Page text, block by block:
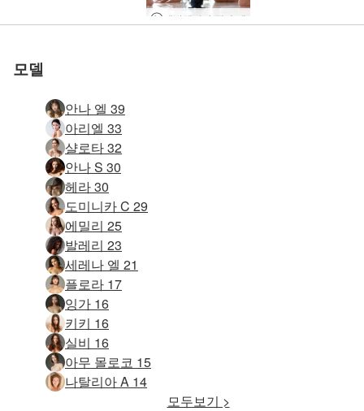
에반젤리나 질 숭배
모델
안나 엘 39
아리엘 33
샬로타 32
안나 S 30
헤라 30
도미니카 C 29
에밀리 25
발레리 23
세레나 엘 21
플로라 17
잉가 16
키키 16
실비 16
아무 몰로코 15
나탈리아 A 14
모두보기 >